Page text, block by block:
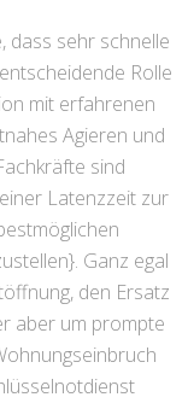
dass sehr schnelle
Rolle
mit erfahrenen
Agieren und
sind
Latenzzeit zur
Ganz egal
den Ersatz
aber um prompte